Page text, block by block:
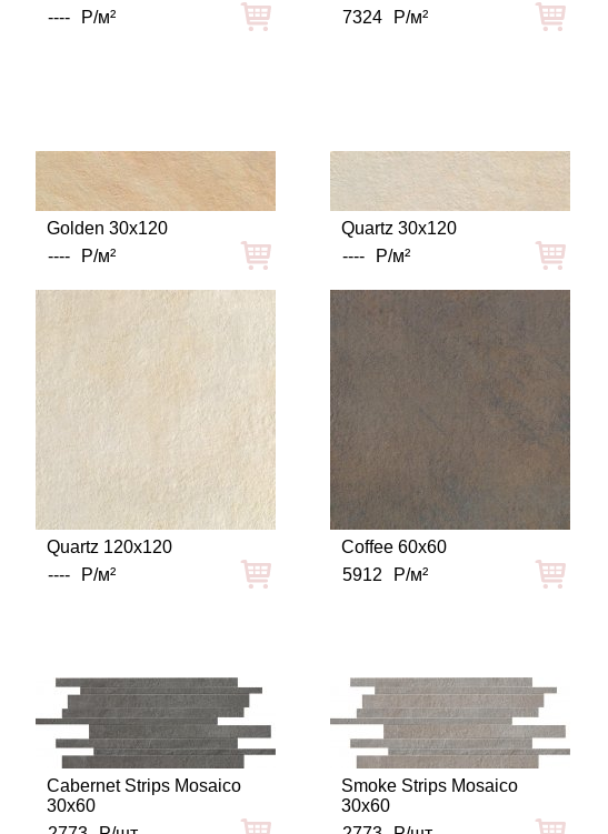
----
Р/м²
7324
Р/м²
Golden 30x120
----
Р/м²
Quartz 30x120
----
Р/м²
Quartz 120x120
----
Р/м²
Coffee 60x60
5912
Р/м²
Cabernet Strips Mosaico
30x60
Smoke Strips Mosaico
30x60